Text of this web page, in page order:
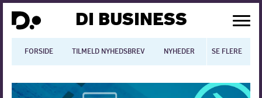
DI BUSINESS
FORSIDE TILMELD NYHEDSBREV NYHEDER BLOGS
SE FLERE